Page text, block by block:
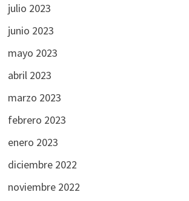
julio 2023
junio 2023
mayo 2023
abril 2023
marzo 2023
febrero 2023
enero 2023
diciembre 2022
noviembre 2022